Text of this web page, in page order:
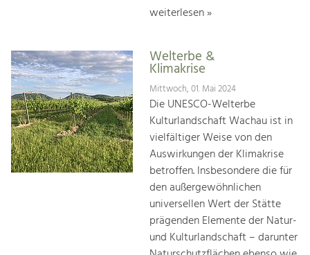
weiterlesen »
Welterbe &
Klimakrise
Mittwoch, 01. Mai 2024
Die UNESCO-Welterbe
Kulturlandschaft Wachau ist in
vielfältiger Weise von den
Auswirkungen der Klimakrise
betroffen. Insbesondere die für
den außergewöhnlichen
universellen Wert der Stätte
prägenden Elemente der Natur-
und Kulturlandschaft – darunter